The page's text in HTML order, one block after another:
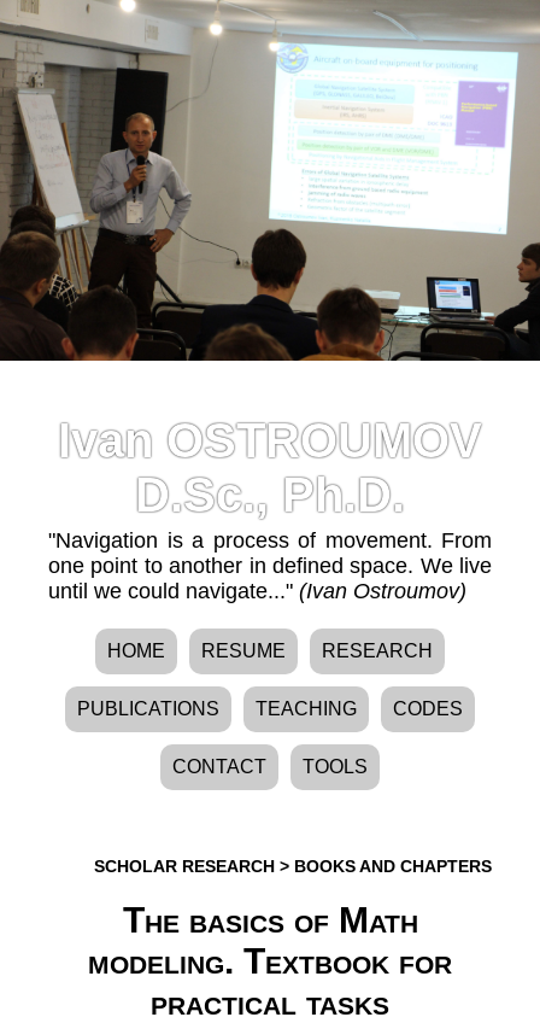
Ivan OSTROUMOV
D.Sc., Ph.D.
"Navigation is a process of movement. From
one point to another in defined space. We live
until we could navigate..." (Ivan Ostroumov)
HOME RESUME RESEARCH
PUBLICATIONS TEACHING CODES
CONTACT TOOLS
SCHOLAR RESEARCH > BOOKS AND CHAPTERS
The basics of Math
modeling. Textbook for
practical tasks